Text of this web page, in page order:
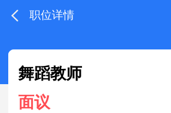
职位详情
舞蹈教师
面议